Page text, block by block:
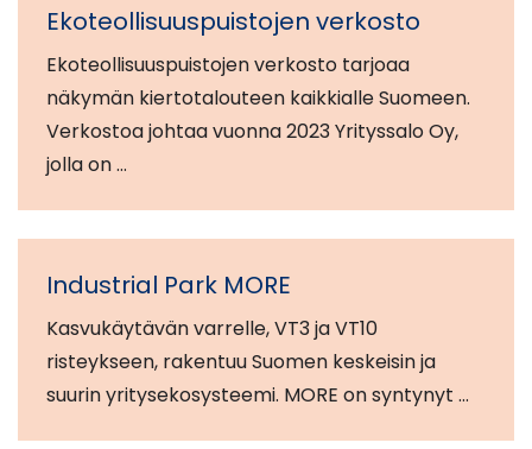
Ekoteollisuuspuistojen verkosto
Ekoteollisuuspuistojen verkosto tarjoaa
näkymän kiertotalouteen kaikkialle Suomeen.
Verkostoa johtaa vuonna 2023 Yrityssalo Oy,
jolla on …
Industrial Park MORE
Kasvukäytävän varrelle, VT3 ja VT10
risteykseen, rakentuu Suomen keskeisin ja
suurin yritysekosysteemi. MORE on syntynyt …